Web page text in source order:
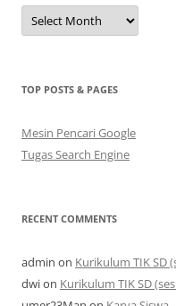
Archives
TOP POSTS & PAGES
Mesin Pencari Google
Tugas Search Engine
RECENT COMMENTS
admin on Kurikulum TIK SD
dwion Kurikulum TIK SD